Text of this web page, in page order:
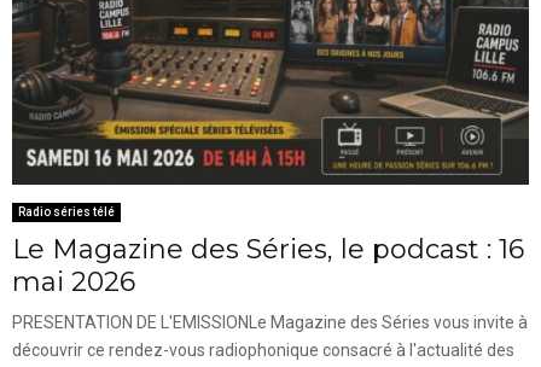
Radio séries télé
Le Magazine des Séries, le podcast : 16
mai 2026
PRESENTATION DE L'EMISSIONLe Magazine des Séries vous invite à
découvrir ce rendez-vous radiophonique consacré à l'actualité des